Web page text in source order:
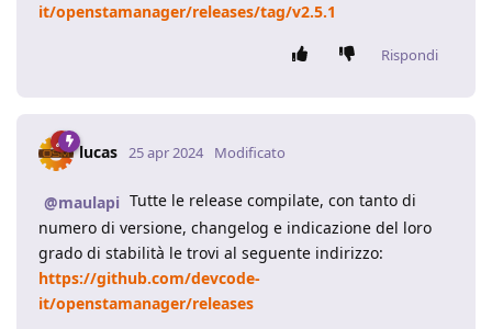
it/openstamanager/releases/tag/v2.5.1
Rispondi
lucas 25 apr 2024 Modificato
@maulapi Tutte le release compilate, con tanto di
numero di versione, changelog e indicazione del loro
grado di stabilità le trovi al seguente indirizzo:
https://github.com/devcode-
it/openstamanager/releases